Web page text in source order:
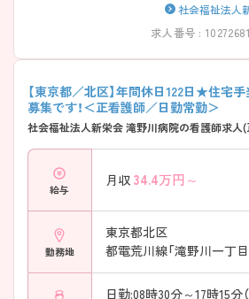
バランスを大切にしたい方にも嬉しい環境です
っかりお休みを確保 ・住宅手当ありで生活面もサポート ・退職金制度や
すい職場です♪ ――――――――――――――― ■ 患者様にじ
寄り添う看護ができる！ ――――――――――――――― 慢性期医療な
らではのやりがいがあります。 ・神経難病な
者様を支援 ・59床規模だからこそ状態変化を継続して見守れる ・療養支
援や生活援助を含めた看護実践が可能 → 一人
大切にしたい方におすすめです♪
医療と介護をまとめて学べる環境！
院と介護老人保健施設を併設しています。 ・
援に関われる ・多職種との連携を学べる環境 ・地域で暮らし続けるため
の支援を実践できる → 地域包括ケアに興味が
♪ ――――――――――――――― ■ チームで支え合える安心の職場
制があります。 ・日中は看護師と看護補助者を配置 ・夜間も複
で対応 ・固定チームナーシングを採用 → 情報共有がしやすく、安心して
社会福祉法人
求人番号 : 10272681
【東京都／北区】年間休日122日★住宅
募集です！＜正看護師／日勤常勤＞
社会福祉法人新栄会 滝野川病院の看護師求人
給与
月収 34.4万円～
勤務地
東京都北区
都電荒川線「滝野川一丁
日勤:08時30分～17時15分